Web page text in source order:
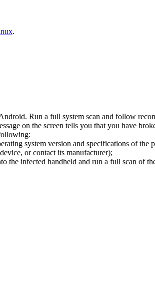
.
Run a full system scan and follow
on the screen tells you that you have
system version and specifications of
or contact its manufacturer);
the infected handheld and run a full scan of